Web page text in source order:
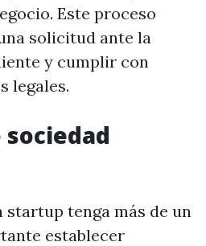
Este proceso
solicitud ante la
y cumplir con
legales.
startup tenga más de un
establecer